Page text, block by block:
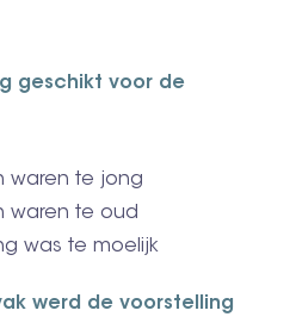
geschikt voor de
waren te jong
waren te oud
was te moelijk
werd de voorstelling